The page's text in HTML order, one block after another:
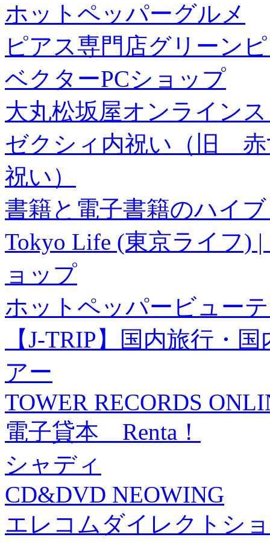
ホットペッパーグルメ
ピアス専門店グリーン
ベクターPCショップ
大丸松坂屋オンライン
ゼクシィ内祝い（旧 赤
祝い）
書籍と電子書籍のハイ
Tokyo Life (東京ライフ)
ョップ
ホットペッパービュー
【J-TRIP】国内旅行・
アー
TOWER RECORDS
電子貸本 Renta！
シャディ
CD&DVD NEOWING
エレコムダイレクトシ